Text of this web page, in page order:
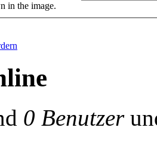
in the image.
0 Benutzer